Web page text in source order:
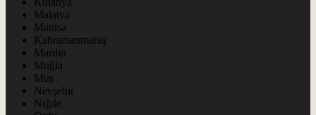
Malatya
Manisa
Kahramanmaraş
Mardin
Muğla
Muş
Nevşehir
Niğde